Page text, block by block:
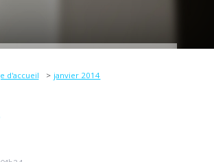
d'accueil janvier 2014